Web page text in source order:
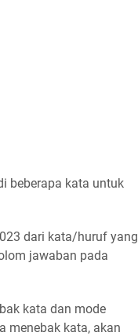
beberapa kata untuk
dari kata/huruf yang
jawaban pada
kata dan mode
menebak kata, akan